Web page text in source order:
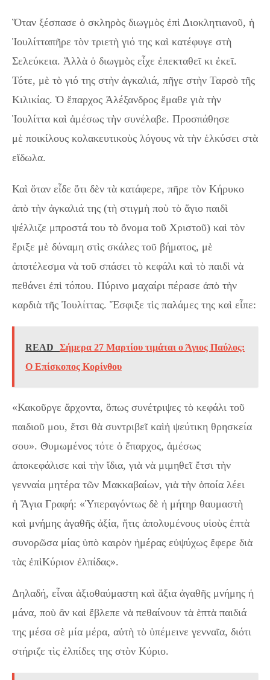
Ὅταν ξέσπασε ὁ σκληρὸς διωγμὸς ἐπὶ Διοκλητιανοῦ, ἡ
Ἰουλίτταπῆρε τὸν τριετὴ γιό της καὶ κατέφυγε στὴ
Σελεύκεια. Ἀλλὰ ὁ διωγμὸς εἶχε ἐπεκταθεῖ κι ἐκεῖ.
Τότε, μὲ τὸ γιό της στὴν ἀγκαλιά, πῆγε στὴν Ταρσὸ τῆς
Κιλικίας. Ὁ ἔπαρχος Ἀλέξανδρος ἔμαθε γιὰ τὴν
Ἰουλίττα καὶ ἀμέσως τὴν συνέλαβε. Προσπάθησε
μὲ ποικίλους κολακευτικοὺς λόγους νὰ τὴν ἑλκύσει στὰ
εἴδωλα.
Καὶ ὅταν εἶδε ὅτι δὲν τὰ κατάφερε, πῆρε τὸν Κήρυκο
ἀπὸ τὴν ἀγκαλιά της (τὴ στιγμὴ ποὺ τὸ ἅγιο παιδὶ
ψέλλιζε μπροστά του τὸ ὄνομα τοῦ Χριστοῦ) καὶ τὸν
ἔριξε μὲ δύναμη στὶς σκάλες τοῦ βήματος, μὲ
ἀποτέλεσμα νὰ τοῦ σπάσει τὸ κεφάλι καὶ τὸ παιδὶ νὰ
πεθάνει ἐπὶ τόπου. Πύρινο μαχαίρι πέρασε ἀπὸ τὴν
καρδιὰ τῆς Ἰουλίττας. Ἕσφιξε τὶς παλάμες της καὶ εἶπε:
READ
Σήμερα 27 Μαρτίου τιμάται ο Άγιος Παύλος:
Ο Επίσκοπος Κορίνθου
«Κακοῦργε ἄρχοντα, ὅπως συνέτριψες τὸ κεφάλι τοῦ
παιδιοῦ μου, ἔτσι θὰ συντριβεῖ καὶἡ ψεύτικη θρησκεία
σου». Θυμωμένος τότε ὁ ἔπαρχος, ἀμέσως
ἀποκεφάλισε καὶ τὴν ἴδια, γιὰ νὰ μιμηθεῖ ἔτσι τὴν
γενναία μητέρα τῶν Μακκαβαίων, γιὰ τὴν ὁποία λέει
ἡ Ἅγια Γραφή: «Ὑπεραγόντως δὲ ἡ μήτηρ θαυμαστὴ
καὶ μνήμης ἀγαθῆς ἀξία, ἥτις ἀπολυμένους υἱοὺς ἑπτὰ
συνορῶσα μίας ὑπὸ καιρὸν ἡμέρας εὐψύχως ἔφερε διὰ
τὰς ἐπὶΚύριον ἐλπίδας».
Δηλαδή, εἶναι ἀξιοθαύμαστη καὶ ἄξια ἀγαθῆς μνήμης ἡ
μάνα, ποὺ ἂν καὶ ἔβλεπε νὰ πεθαίνουν τὰ ἑπτὰ παιδιά
της μέσα σὲ μία μέρα, αὐτὴ τὸ ὑπέμεινε γενναῖα, διότι
στήριζε τὶς ἐλπίδες της στὸν Κύριο.